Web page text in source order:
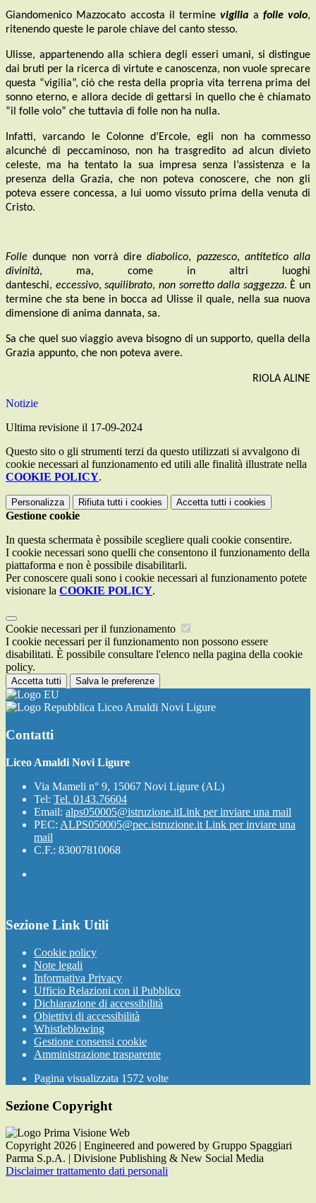
Giandomenico Mazzocato accosta il terminevigilia a folle volo,
ritenendo queste le parole chiave del canto stesso.
Ulisse, appartenendo alla schiera degli esseri umani, si distingue
dai bruti per la ricerca di virtute e canoscenza, non vuole sprecare
questa “vigilia”, ciò che resta della propria vita terrena prima del
sonno eterno, e allora decide di gettarsi in quello che è chiamato
“il folle volo” che tuttavia di folle non ha nulla.
Infatti, varcando le Colonne d’Ercole, egli non ha commesso
alcunché di peccaminoso, non ha trasgredito ad alcun divieto
celeste, ma ha tentato la sua impresa senza l’assistenza e la
presenza della Grazia, che non poteva conoscere, che non gli
poteva essere concessa, a lui uomo vissuto prima della venuta di
Cristo.
Folle dunque non vorrà dirediabolico, pazzesco, antitetico alla
divinità, ma, come in altri luoghi
danteschi, eccessivo,squilibrato, non sorretto dalla saggezza. È un
termine che sta bene in bocca ad Ulisse il quale, nella sua nuova
dimensione di anima dannata, sa.
Sa che quel suo viaggio aveva bisogno di un supporto, quella della
Grazia appunto, che non poteva avere.
RIOLA ALINE
Notizie
Ultima revisione il 17-09-2024
Questo sito o gli strumenti terzi da questo utilizzati si avvalgono di
cookie necessari al funzionamento ed utili alle finalità illustrate nella
COOKIE POLICY.
Personalizza Rifiuta tutti i cookies Accetta tutti i cookies
Gestione cookie
In questa schermata è possibile scegliere quali cookie consentire.
I cookie necessari sono quelli che consentono il funzionamento della
piattaforma e non è possibile disabilitarli.
Per conoscere quali sono i cookie necessari al funzionamento potete
visionare la COOKIE POLICY.
Cookie necessari per il funzionamento
I cookie necessari per il funzionamento non possono essere
disabilitati. È possibile consultare l'elenco nella pagina della cookie
policy.
Accetta tutti Salva le preferenze
Liceo Amaldi Novi Ligure
Contatti
Liceo Amaldi Novi Ligure
Via Mameli n° 9, 15067 Novi Ligure (AL)
Tel: Tel. 0143.76604
Email: alps050005@istruzione.itLink per inviare una mail
PEC: ALPS050005@pec.istruzione.it Link per inviare una
mail
C.F.: 83007810068
Sezione Link Utili
Cookie policy
Note legali
Informativa Privacy
Ufficio Relazioni con il Pubblico
Dichiarazione di accessibilità
Obiettivi di accessibilità
Whistleblowing
Gestione consensi cookie
Amministrazione trasparente
Pagina visualizzata 1572 volte
Sezione Copyright
Copyright 2026 | Engineered and powered by Gruppo Spaggiari
Parma S.p.A. | Divisione Publishing & New Social Media
Disclaimer trattamento dati personali